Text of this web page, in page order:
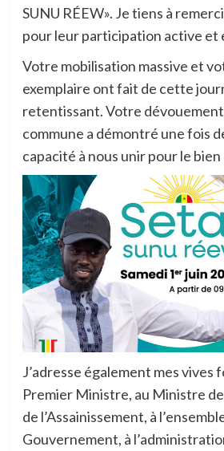
SUNU RÉEW». Je tiens à
pour leur participation active et
Votre mobilisation massive et
exemplaire ont fait de cette
retentissant. Votre
commune a démontré une fois
capacité à nous unir pour le
J’adresse également mes vives
Premier Ministre, au Ministre
de l’Assainissement, à
Gouvernement, à